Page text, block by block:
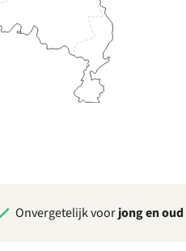
Onvergetelijk voorjong en oud